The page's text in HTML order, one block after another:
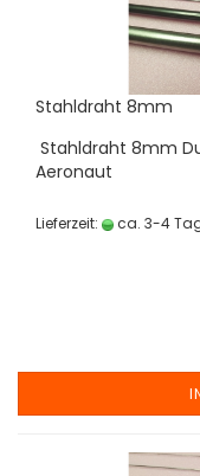
Stahldraht 8mm
Stahldraht 8mm
Aeronaut
Lieferzeit: ca. 3-4